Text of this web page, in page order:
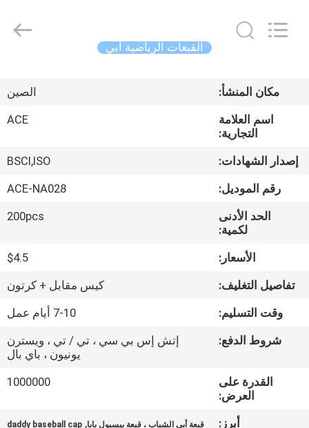
بيت
منتجات
معلومات
في
مراقبة
Manufacturing
القبعات الرياضية أبي
مكان المنشأ:
الصين
اسم العلامة
التجارية:
ACE
إصدار الشهادات:
BSCI,ISO
رقم الموديل:
ACE-NA028
الحد الأدنى
لكمية:
200pcs
الأسعار:
$4.5
تفاصيل التغليف:
كيس مقابل + كرتون
وقت التسليم:
7-10 أيام عمل
شروط الدفع:
إتش إس بي سي ، تي / تي ، ويسترن
يونيون ، باي بال
القدرة على
العرض:
1000000
أبرز: قبعة أبي الشباب ، قبعة بيسبول بابا,
daddy baseball cap